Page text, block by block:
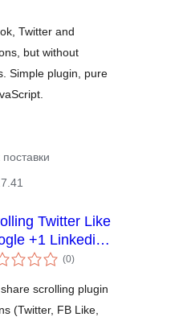
Twitter and
but without
Simple plugin, pure
Twitter Like
+1 Linkedin
Stumbleupon
(0укупних
оцена
)
scrolling plugin
(Twitter, FB Like,